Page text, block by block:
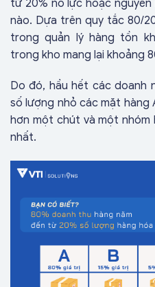
từ 20% nỗ lực hoặc
nào. Dựa trên quy tắc 80/
trong quản lý hàng tồn
trong kho mang lại khoảng
Do đó, hầu hết các doanh
số lượng nhỏ các mặt hàng
hơn một chút và một nhóm
nhất.